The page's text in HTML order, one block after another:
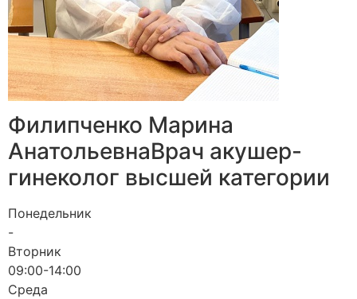
Филипченко Марина
АнатольевнаВрач акушер-
гинеколог высшей категории
Понедельник
-
Вторник
09:00-14:00
Среда